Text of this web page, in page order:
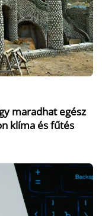
maradhat egész
klíma és fűtés